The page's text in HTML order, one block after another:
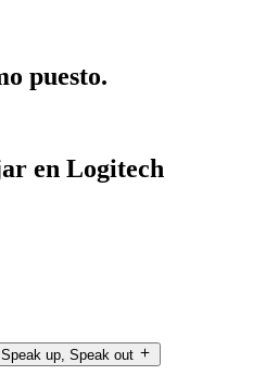
puesto.
en Logitech
up, Speak out